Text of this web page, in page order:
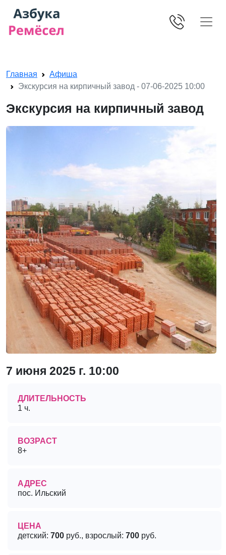
Главная
Афиша
Экскурсия на кирпичный завод - 07-06-2025 10:00
Экскурсия на кирпичный завод
7 июня 2025 г. 10:00
ДЛИТЕЛЬНОСТЬ
1 ч.
ВОЗРАСТ
8+
АДРЕС
пос. Ильский
ЦЕНА
детский: 700 руб., взрослый: 700 руб.